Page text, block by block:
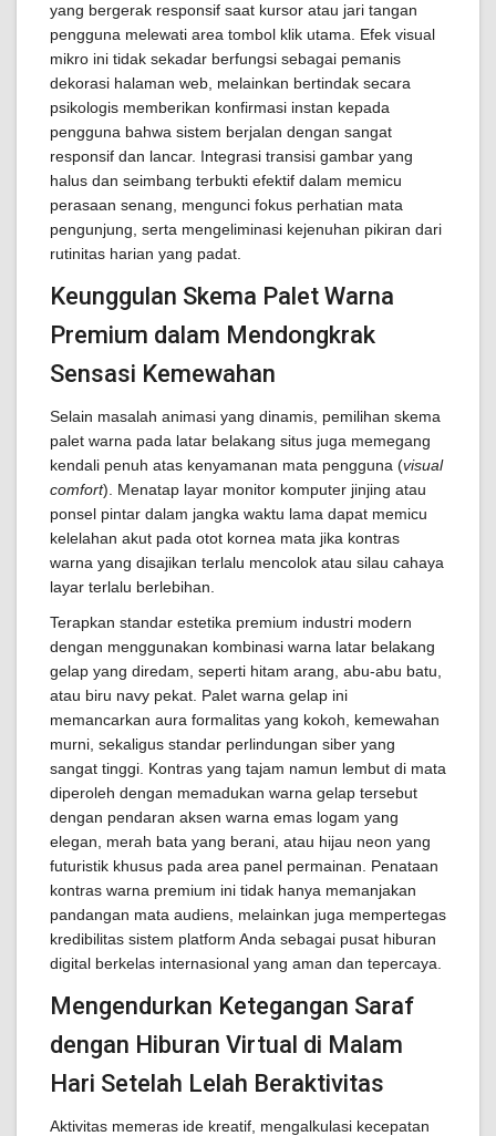
yang bergerak responsif saat kursor atau jari tangan
pengguna melewati area tombol klik utama. Efek visual
mikro ini tidak sekadar berfungsi sebagai pemanis
dekorasi halaman web, melainkan bertindak secara
psikologis memberikan konfirmasi instan kepada
pengguna bahwa sistem berjalan dengan sangat
responsif dan lancar. Integrasi transisi gambar yang
halus dan seimbang terbukti efektif dalam memicu
perasaan senang, mengunci fokus perhatian mata
pengunjung, serta mengeliminasi kejenuhan pikiran dari
rutinitas harian yang padat.
Keunggulan Skema Palet Warna
Premium dalam Mendongkrak
Sensasi Kemewahan
Selain masalah animasi yang dinamis, pemilihan skema
palet warna pada latar belakang situs juga memegang
kendali penuh atas kenyamanan mata pengguna (visual
comfort). Menatap layar monitor komputer jinjing atau
ponsel pintar dalam jangka waktu lama dapat memicu
kelelahan akut pada otot kornea mata jika kontras
warna yang disajikan terlalu mencolok atau silau cahaya
layar terlalu berlebihan.
Terapkan standar estetika premium industri modern
dengan menggunakan kombinasi warna latar belakang
gelap yang diredam, seperti hitam arang, abu-abu batu,
atau biru navy pekat. Palet warna gelap ini
memancarkan aura formalitas yang kokoh, kemewahan
murni, sekaligus standar perlindungan siber yang
sangat tinggi. Kontras yang tajam namun lembut di mata
diperoleh dengan memadukan warna gelap tersebut
dengan pendaran aksen warna emas logam yang
elegan, merah bata yang berani, atau hijau neon yang
futuristik khusus pada area panel permainan. Penataan
kontras warna premium ini tidak hanya memanjakan
pandangan mata audiens, melainkan juga mempertegas
kredibilitas sistem platform Anda sebagai pusat hiburan
digital berkelas internasional yang aman dan tepercaya.
Mengendurkan Ketegangan Saraf
dengan Hiburan Virtual di Malam
Hari Setelah Lelah Beraktivitas
Aktivitas memeras ide kreatif, mengalkulasi kecepatan